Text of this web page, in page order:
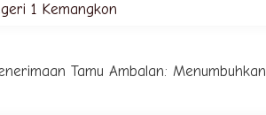
1 Kemangkon
Tamu Ambalan: